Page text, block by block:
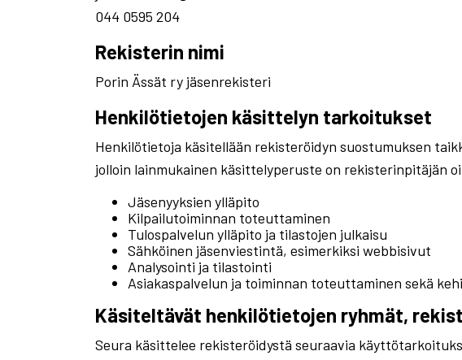
044 0595 204
Rekisterin nimi
Porin Ässät ry jäsenrekisteri
Henkilötietojen käsittelyn tarkoitukset
Henkilötietoja käsitellään rekisteröidyn suostumuksen
jolloin lainmukainen käsittelyperuste on rekisterinpitäjän
Jäsenyyksien ylläpito
Kilpailutoiminnan toteuttaminen
Tulospalvelun ylläpito ja tilastojen julkaisu
Sähköinen jäsenviestintä, esimerkiksi webbisivut
Analysointi ja tilastointi
Asiakaspalvelun ja toiminnan toteuttaminen sekä
Käsiteltävät henkilötietojen ryhmät,
Seura käsittelee rekisteröidystä seuraavia